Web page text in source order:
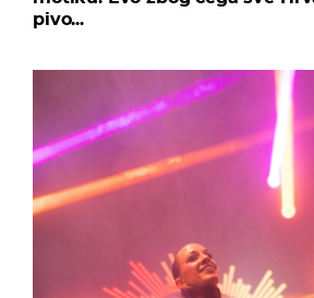
pivo...